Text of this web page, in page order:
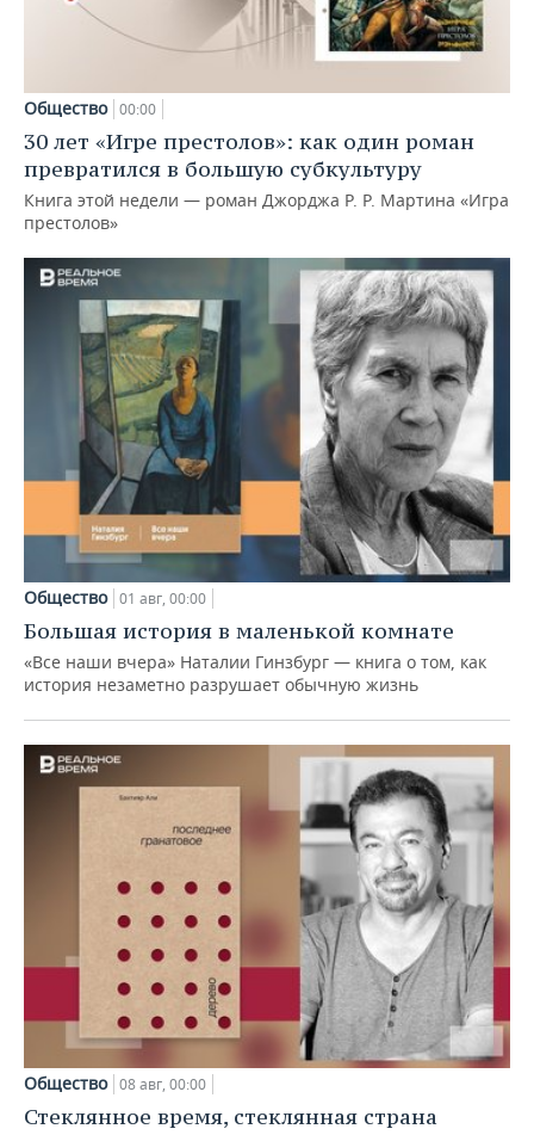
Общество 00:00
30 лет «Игре престолов»: как один роман
превратился в большую субкультуру
Книга этой недели — роман Джорджа Р. Р. Мартина «Игра
престолов»
Общество 01 авг, 00:00
Большая история в маленькой комнате
«Все наши вчера» Наталии Гинзбург — книга о том, как
история незаметно разрушает обычную жизнь
Общество 08 авг, 00:00
Стеклянное время, стеклянная страна